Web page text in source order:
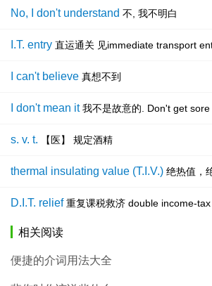
No, I don't understand 不, 我不明白
I.T. entry 直运通关 见immediate transport
I can't believe 真想不到
I don't mean it 我不是故意的. Don't get
s. v. t. 【医】 规定酒精
thermal insulating value (T.I.V.) 绝热值，
D.I.T. relief 重复课税救济 double income-
相关阅读
便捷的介词用法大全